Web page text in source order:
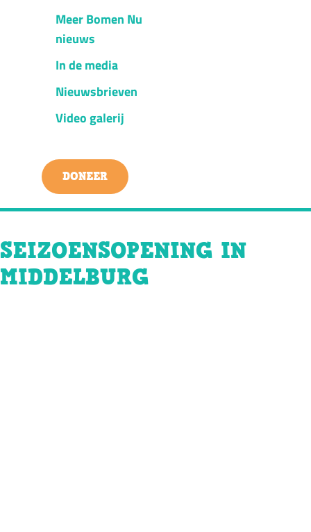
Meer Bomen Nu
nieuws
In de media
Nieuwsbrieven
Video galerij
DONEER
SEIZOENSOPENING IN
MIDDELBURG